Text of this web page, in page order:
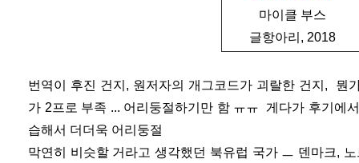
마이클 부스
글항아리, 2018
번역이 후진 건지, 원저자의 개그코드가 괴랄한 건지, 뭔
가 2프로 부족 ... 어리둥절하기만 함 ㅠㅠ 게다가 후기에
습해서 더더욱 어리둥절
막연히 비슷할 거라고 생각했던 북유럽 국가 ㅡ 덴마크,